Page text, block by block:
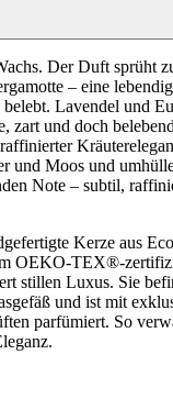
Der Duft sprüht
– eine
Lavendel und
zart und doch
und Moos und
Note – subtil,
Kerze aus
OEKO-TEX®-
stillen Luxus. Sie
und ist mit
parfümiert. So